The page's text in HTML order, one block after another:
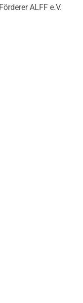
ALFF e.V.